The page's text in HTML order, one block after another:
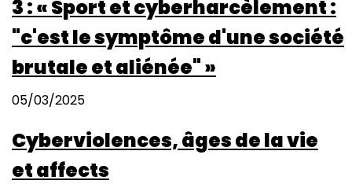
3 : « Sport et cyberharcèlement :
"c'est le symptôme d'une société
brutale et aliénée" »
05/03/2025
Cyberviolences, âges de la vie
et affects